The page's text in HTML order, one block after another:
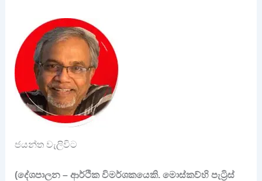
ජයන්ත වැලිවිට
(දේශපාලන – ආර්ථික විමර්ශකයෙකි. මොස්කව්හි පැට්‍රිස්